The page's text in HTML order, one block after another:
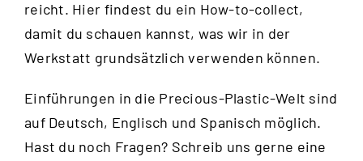
reicht. Hier findest du ein How-to-collect,
damit du schauen kannst, was wir in der
Werkstatt grundsätzlich verwenden können.
Einführungen in die Precious-Plastic-Welt sind
auf Deutsch, Englisch und Spanisch möglich.
Hast du noch Fragen? Schreib uns gerne eine